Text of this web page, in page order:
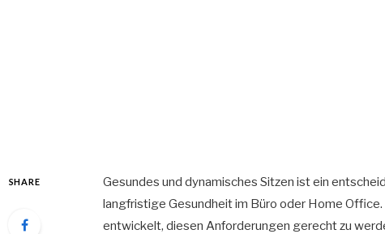
SHARE
Gesundes und dynamisches Sitzen ist ein
langfristige Gesundheit im Büro oder Home Office.
entwickelt, diesen Anforderungen gerecht zu